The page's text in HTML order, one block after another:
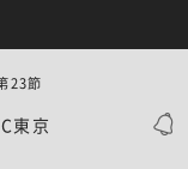
東京
23節